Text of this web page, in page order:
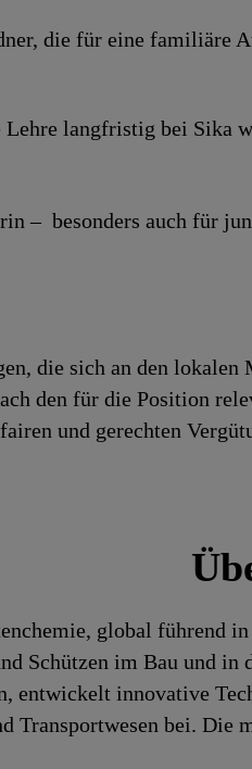
die für eine familiäre
langfristig bei Sika
– besonders auch für
die sich an den
den für die Position
und gerechten
global führend
Schützen im Bau und
entwickelt innovative
Transportwesen bei. Die